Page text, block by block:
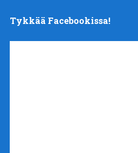
Tykkää Facebookissa!